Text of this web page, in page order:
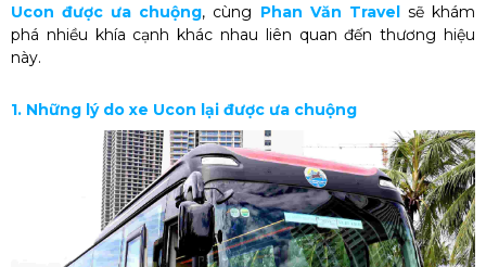
Ucon được ưa chuộng, cùng Phan Văn Travelsẽ khám
phá nhiều khía cạnh khác nhau liên quan đến thương hiệu
này.
1. Những lý do xe Ucon lại được ưa chuộng